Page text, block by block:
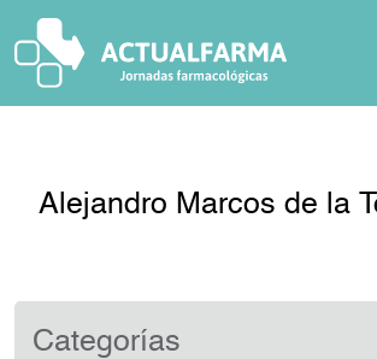
content
Alejandro Marcos de la
Categorías